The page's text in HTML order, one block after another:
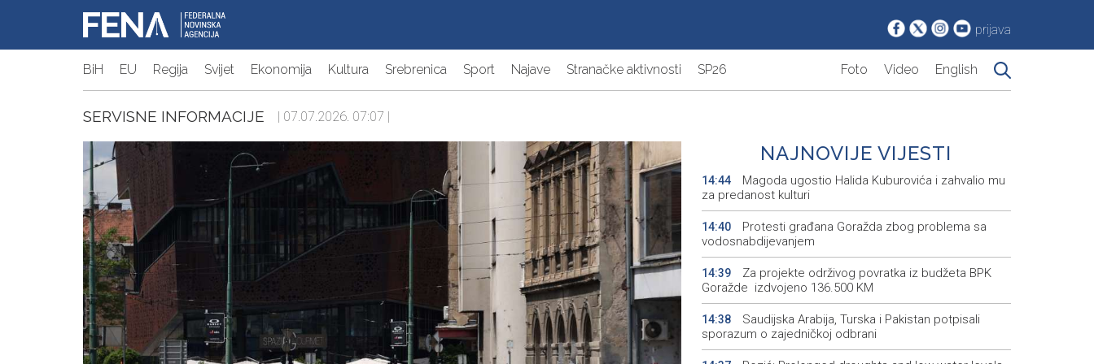
prijava
BiH EU Regija Svijet Ekonomija Kultura Srebrenica Sport Najave Stranačke aktivnosti SP26 Foto Video English
SERVISNE INFORMACIJE | 07.07.2026. 07:07 |
NAJNOVIJE VIJESTI
14:44
Magoda ugostio Halida Kuburovića i zahvalio mu
za predanost kulturi
14:40
Protesti građana Goražda zbog problema sa
vodosnabdijevanjem
14:39
Za projekte održivog povratka iz budžeta BPK
Goražde izdvojeno 136.500 KM
14:38
Saudijska Arabija, Turska i Pakistan potpisali
sporazum o zajedničkoj odbrani